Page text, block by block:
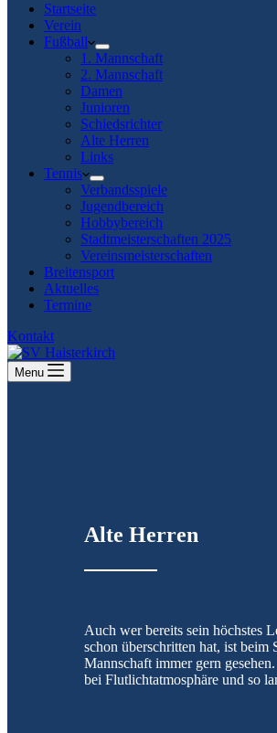
Startseite
Verein
Fußball
1. Mannschaft
2. Mannschaft
Damen
Junioren
Schiedsrichter
Alte Herren
Links
Tennis
Verbandsspiele
Jugendbereich
Hobbybereich
Stadtmeisterschaften 2025
Vereinsmeisterschaften
Breitensport
Aktuelles
Termine
Kontakt
Menu
Alte Herren
Auch wer bereits sein höchstes
schon überschritten hat, ist
Mannschaft immer gern
bei Flutlichtatmosphäre und so